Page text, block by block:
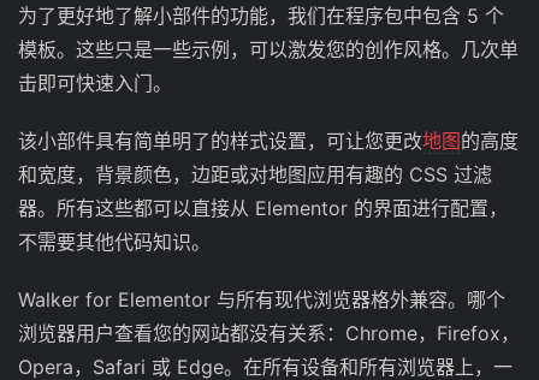
为了更好地了解小部件的功能，我们在程序包中包含 5 个
模板。这些只是一些示例，可以激发您的创作风格。几次单
击即可快速入门。
该小部件具有简单明了的样式设置，可让您更改地图的高度
和宽度，背景颜色，边距或对地图应用有趣的 CSS 过滤
器。所有这些都可以直接从 Elementor 的界面进行配置，
不需要其他代码知识。
Walker for Elementor 与所有现代浏览器格外兼容。哪个
浏览器用户查看您的网站都没有关系：Chrome，Firefox，
Opera，Safari 或 Edge。在所有设备和所有浏览器上，一